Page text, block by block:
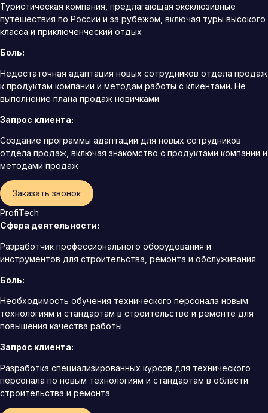
Туристическая компания, предлагающая эксклюзивные
путешествия по России и за рубежом, включая туры высокого
класса и приключенческий отдых
Боль:
Недостаточная адаптация новых сотрудников отдела продаж
к продуктам компании и методам работы с клиентами. Не
выполнение плана продаж новичками
Запрос клиента:
Создание программы адаптации для новых сотрудников
отдела продаж, включая знакомство с продуктами компании и
методами продаж
Заказать звонок
ProfiTech
Сфера деятельности:
Разработчик профессионального оборудования и
инструментов для строительства, ремонта и обслуживания
Боль:
Необходимость обучения технического персонала новым
технологиям и стандартам в строительстве и ремонте для
повышения качества работы
Запрос клиента:
Разработка специализированных курсов для технического
персонала по новым технологиям и стандартам в области
строительства и ремонта